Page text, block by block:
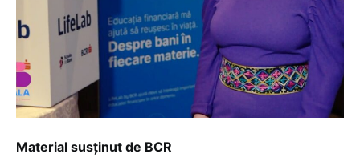
Material susținut de BCR